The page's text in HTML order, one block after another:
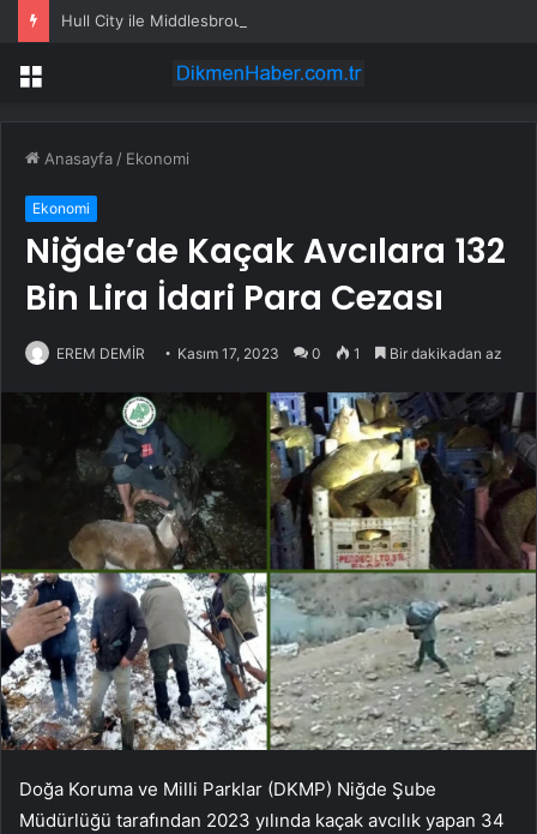
Hull City ile Middlesbrough Play-Off Finalinde
Menü
Anasayfa / Ekonomi
Ekonomi
Niğde’de Kaçak Avcılara 132
Bin Lira İdari Para Cezası
EREM DEMİR Kasım 17, 2023 0 1 Bir dakikadan az
Doğa Koruma ve Milli Parklar (DKMP) Niğde Şube
Müdürlüğü tarafından 2023 yılında kaçak avcılık yapan 34